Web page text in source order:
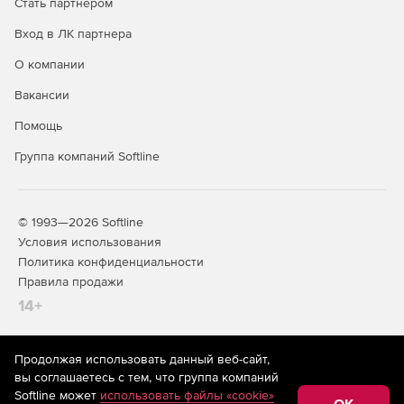
Вход в ЛК партнера
О компании
Вакансии
Помощь
Группа компаний Softline
© 1993—2026 Softline
Условия использования
Политика конфиденциальности
Правила продажи
14+
На информационном ресурсе store.softline.ru применяются
рекомендательные технологии(информационные технологии
предоставления информации на основе сбора,
Продолжая использовать данный веб-сайт,
вы соглашаетесь с тем, что группа компаний
Softline может использовать файлы «cookie»